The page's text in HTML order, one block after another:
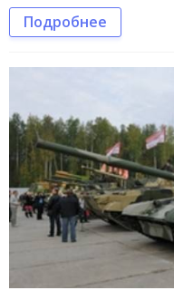
Подробнее